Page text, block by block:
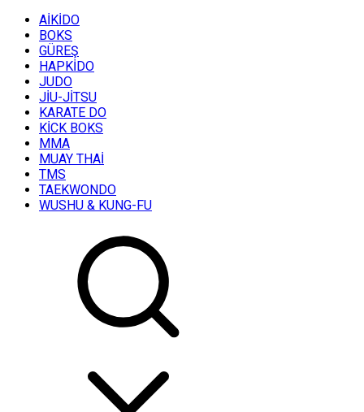
AİKİDO
BOKS
GÜREŞ
HAPKİDO
JUDO
JİU-JİTSU
KARATE DO
KİCK BOKS
MMA
MUAY THAİ
TMS
TAEKWONDO
WUSHU & KUNG-FU